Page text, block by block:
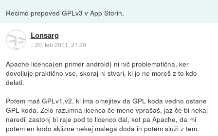
Recimo prepoved GPLv3 v App Storih.
Lonsarg
::20. feb 2011, 21:20
Apache licenca(en primer android) ni nič problematična, ker
dovoljuje praktično vse, skoraj ni stvari, ki jo ne moreš z to kdo
delati.
Potem maš GPLv1,v2, ki ima omejitev da GPL koda vedno ostane
GPL koda. Zelo razumna licenca če mene vprašaš, jaz če bi nekaj
naredil zastonj bi raje pod to licenco dal, kot pa Apache, da mi
potem en kodo sklizne nekaj malega doda in potem služi z tem.